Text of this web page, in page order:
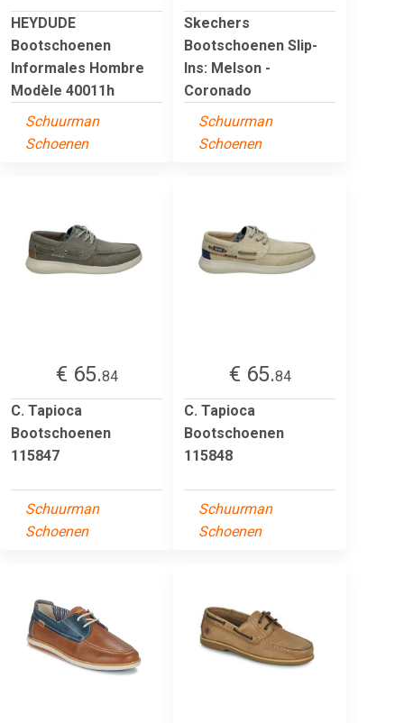
HEYDUDE
Bootschoenen
Informales Hombre
Modèle 40011h
Schuurman
Schoenen
Skechers
Bootschoenen Slip-
Ins: Melson -
Coronado
Schuurman
Schoenen
€ 65.84
C. Tapioca
Bootschoenen
115847
Schuurman
Schoenen
€ 65.84
C. Tapioca
Bootschoenen
115848
Schuurman
Schoenen